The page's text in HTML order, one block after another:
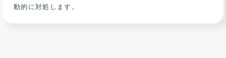
動的に対処します。